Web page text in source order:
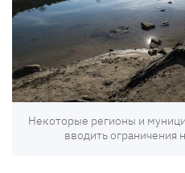
Некоторые регионы и
вводить ограничения